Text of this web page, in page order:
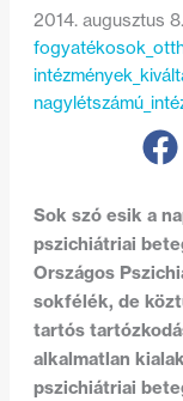
2014. augusztus 8.
Sok szó esik a
pszichiátriai
Országos
sokfélék, de
tartós
alkalmatlan
pszichiátriai